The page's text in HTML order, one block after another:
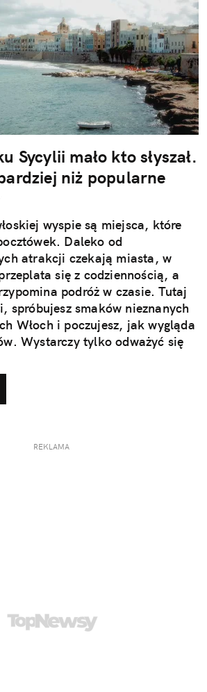
Sycylii mało kto słyszał.
niż popularne
wyspie są miejsca, które
Daleko od
atrakcji czekają miasta, w
się z codziennością, a
podróż w czasie. Tutaj
spróbujesz smaków nieznanych
Włoch i poczujesz, jak wygląda
Wystarczy tylko odważyć się
REKLAMA